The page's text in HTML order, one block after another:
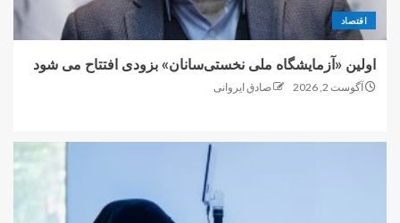
اقتصاد
اولین «آزمایشگاه ملی نخستی‌سانان» بزودی افتتاح می شود
آگوست 2, 2026 صادق ایروانی